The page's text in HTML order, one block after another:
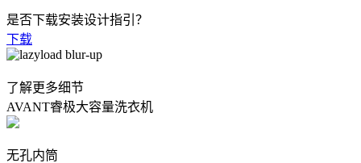
是否下载安装设计指引？
下载
了解更多细节
AVANT睿极大容量洗衣机
无孔内筒